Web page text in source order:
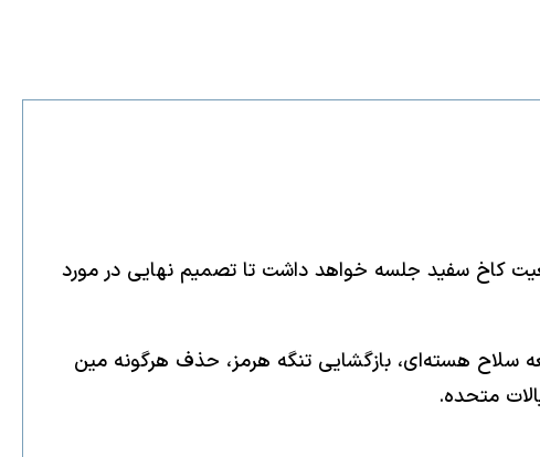
کاخ سفید جلسه خواهد داشت تا تصمیم نهایی در مورد
سلاح هسته‌ای، بازگشایی تنگه هرمز، حذف هرگونه مین
متحده.